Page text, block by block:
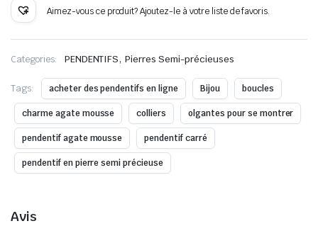
pierre
suspendue
de
cuivre
enveloppé
Aimez-vous ce produit? Ajoutez-le à votre liste de favoris.
Categories: PENDENTIFS,Pierres Semi-précieuses
Tags: acheter des pendentifs en ligne Bijou boucles
charme agate mousse colliers olgantes pour se montrer
pendentif agate mousse pendentif carré
pendentif en pierre semi précieuse
Avis